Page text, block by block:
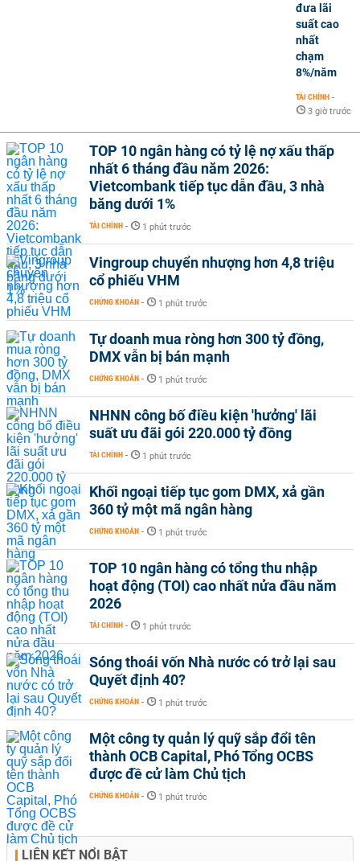
đưa lãi
suất cao
nhất
chạm
8%/năm
TÀI CHÍNH -
3 giờ trước
TOP 10 ngân hàng có tỷ lệ nợ xấu thấp
nhất 6 tháng đầu năm 2026:
Vietcombank tiếp tục dẫn đầu, 3 nhà
băng dưới 1%
TÀI CHÍNH - 1 phút trước
Vingroup chuyển nhượng hơn 4,8 triệu
cổ phiếu VHM
CHỨNG KHOÁN - 1 phút trước
Tự doanh mua ròng hơn 300 tỷ đồng,
DMX vẫn bị bán mạnh
CHỨNG KHOÁN - 1 phút trước
NHNN công bố điều kiện 'hưởng' lãi
suất ưu đãi gói 220.000 tỷ đồng
TÀI CHÍNH - 1 phút trước
Khối ngoại tiếp tục gom DMX, xả gần
360 tỷ một mã ngân hàng
CHỨNG KHOÁN - 1 phút trước
TOP 10 ngân hàng có tổng thu nhập
hoạt động (TOI) cao nhất nửa đầu năm
2026
TÀI CHÍNH - 1 phút trước
Sóng thoái vốn Nhà nước có trở lại sau
Quyết định 40?
CHỨNG KHOÁN - 1 phút trước
Một công ty quản lý quỹ sắp đổi tên
thành OCB Capital, Phó Tổng OCBS
được đề cử làm Chủ tịch
CHỨNG KHOÁN - 1 phút trước
LIÊN KẾT NỔI BẬT